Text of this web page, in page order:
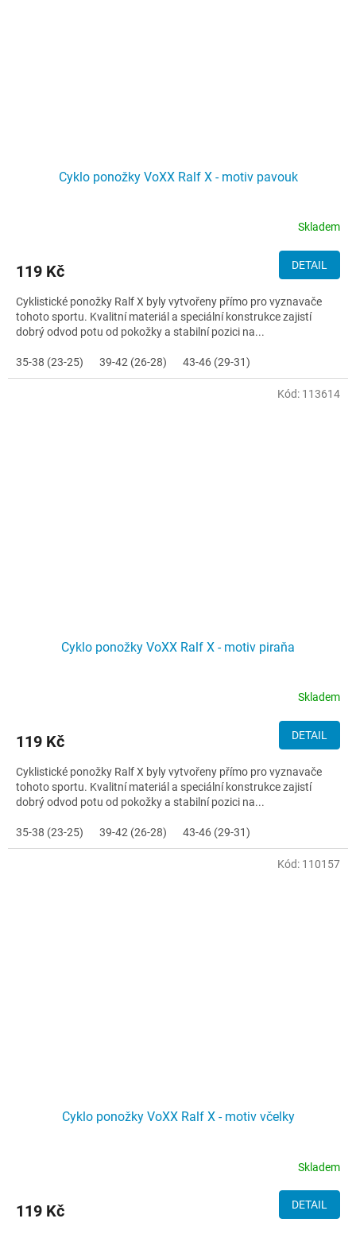
Cyklo ponožky VoXX Ralf X - motiv pavouk
Skladem
119 Kč DETAIL
Cyklistické ponožky Ralf X byly vytvořeny přímo pro vyznavače
tohoto sportu. Kvalitní materiál a speciální konstrukce zajistí
dobrý odvod potu od pokožky a stabilní pozici na...
35-38 (23-25) 39-42 (26-28) 43-46 (29-31)
Cyklo ponožky VoXX Ralf X - motiv piraňa
Skladem
119 Kč DETAIL
Cyklistické ponožky Ralf X byly vytvořeny přímo pro vyznavače
tohoto sportu. Kvalitní materiál a speciální konstrukce zajistí
dobrý odvod potu od pokožky a stabilní pozici na...
35-38 (23-25) 39-42 (26-28) 43-46 (29-31)
Kód: 113614
Cyklo ponožky VoXX Ralf X - motiv včelky
Skladem
119 Kč DETAIL
Kód: 110157